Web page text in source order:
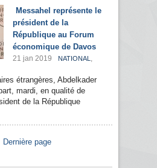
Messahel représente le
président de la
République au Forum
économique de Davos
21 jan 2019 NATIONAL ,
étrangères, Abdelkader
mardi, en qualité de
de la République
Dernière page